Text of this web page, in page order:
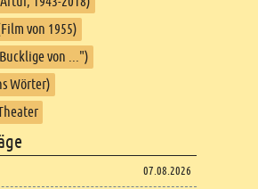
von 1955)
von ...")
Wörter)
07.08.2026